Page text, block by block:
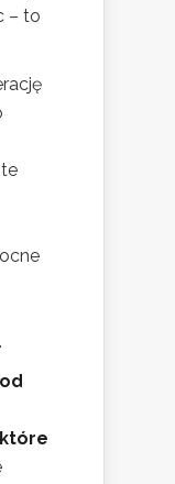
– to
.